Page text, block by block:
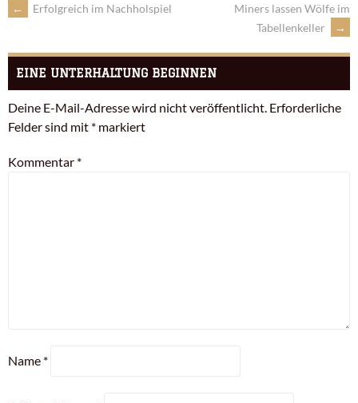
← Erfolgreich im Nachholspiel
Miners lassen Wölfe im
Tabellenkeller
→
EINE UNTERHALTUNG BEGINNEN
Deine E-Mail-Adresse wird nicht veröffentlicht. Erforderliche
Felder sind mit * markiert
Kommentar *
Name *